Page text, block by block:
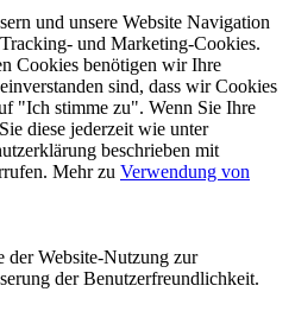
und unsere Website Navigation
und Marketing-Cookies.
Cookies benötigen wir Ihre
sind, dass wir Cookies
"Ich stimme zu". Wenn Sie Ihre
diese jederzeit wie unter
beschrieben mit
Mehr zu Verwendung von
der Website-Nutzung zur
der Benutzerfreundlichkeit.